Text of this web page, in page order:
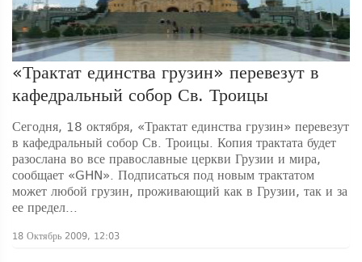
«Трактат единства грузин» перевезут в
кафедральный собор Св. Троицы
Сегодня, 18 октября, «Трактат единства грузин» перевезут
в кафедральный собор Св. Троицы. Копия трактата будет
разослана во все православные церкви Грузии и мира,
сообщает «GHN». Подписаться под новым трактатом
может любой грузин, проживающий как в Грузии, так и за
ее предел...
18 Октябрь 2009, 12:03